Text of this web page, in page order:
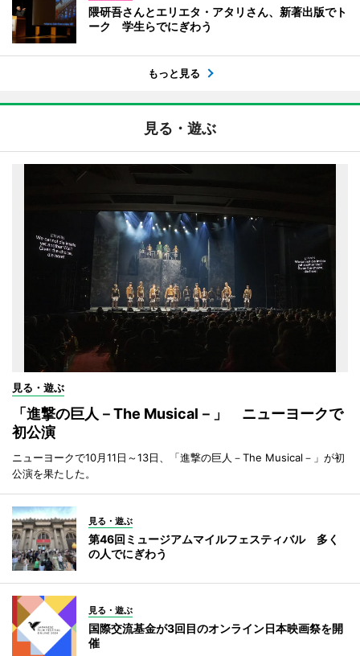
隈研吾さんとエリエタ・アタリさん、新著出版でト
ーク 学生らでにぎわう
もっと見る
見る・遊ぶ
見る・遊ぶ
「進撃の巨人－The Musical－」 ニューヨークで
初公演
ニューヨークで10月11日～13日、「進撃の巨人－The Musical－」が初
公演を果たした。
見る・遊ぶ
第46回ミュージアムマイルフェスティバル 多く
の人でにぎわう
見る・遊ぶ
国際交流基金が3回目のオンライン日本映画祭を開
催